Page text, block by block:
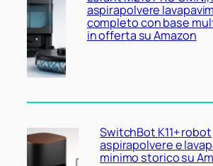
aspirapolvere
completo con base
in offerta su Amazon
SwitchBot K11+ robot
aspirapolvere e
minimo storico su